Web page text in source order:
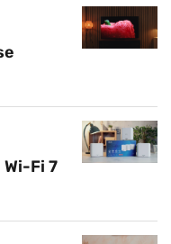
Wi-Fi 7